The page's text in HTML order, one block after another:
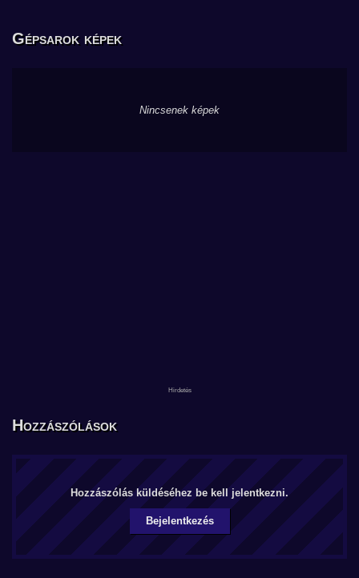
Gépsarok képek
Nincsenek képek
Hozzászólások
Hozzászólás küldéséhez be kell jelentkezni.
Bejelentkezés